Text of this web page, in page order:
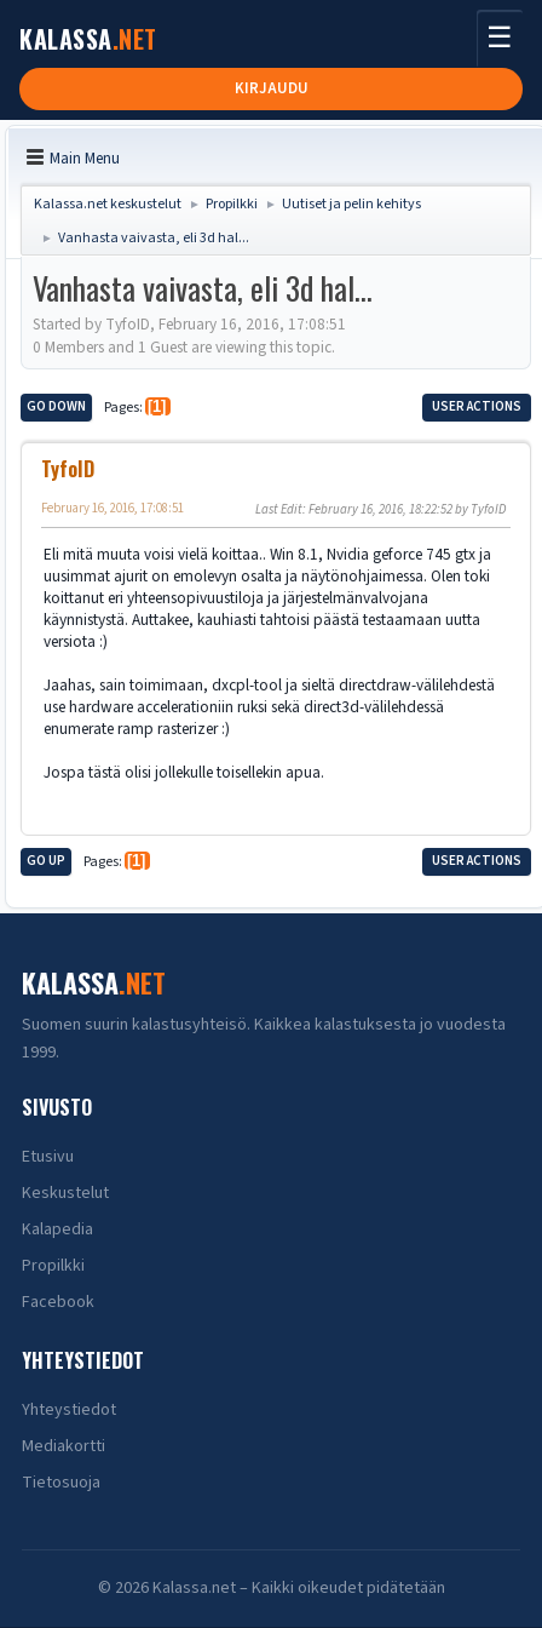
KALASSA.NET
KIRJAUDU
☰
Main Menu
Kalassa.net keskustelut ► Propilkki ► Uutiset ja pelin kehitys
► Vanhasta vaivasta, eli 3d hal...
Vanhasta vaivasta, eli 3d hal...
Started by TyfoID, February 16, 2016, 17:08:51
0 Members and 1 Guest are viewing this topic.
GO DOWN Pages 1 USER ACTIONS
TyfoID
February 16, 2016, 17:08:51 Last Edit: February 16, 2016, 18:22:52 by TyfoID
Eli mitä muuta voisi vielä koittaa.. Win 8.1, Nvidia geforce 745 gtx ja
uusimmat ajurit on emolevyn osalta ja näytönohjaimessa. Olen toki
koittanut eri yhteensopivuustiloja ja järjestelmänvalvojana
käynnistystä. Auttakee, kauhiasti tahtoisi päästä testaamaan uutta
versiota :)
Jaahas, sain toimimaan, dxcpl-tool ja sieltä directdraw-välilehdestä
use hardware accelerationiin ruksi sekä direct3d-välilehdessä
enumerate ramp rasterizer :)
Jospa tästä olisi jollekulle toisellekin apua.
GO UP Pages 1 USER ACTIONS
KALASSA.NET
Suomen suurin kalastusyhteisö. Kaikkea kalastuksesta jo vuodesta
1999.
SIVUSTO
Etusivu
Keskustelut
Kalapedia
Propilkki
Facebook
YHTEYSTIEDOT
Yhteystiedot
Mediakortti
Tietosuoja
© 2026 Kalassa.net – Kaikki oikeudet pidätetään